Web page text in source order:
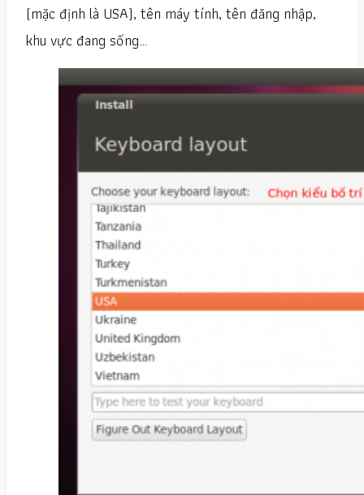
(mặc định là USA), tên máy tính, tên đăng nhập,
khu vực đang sống…